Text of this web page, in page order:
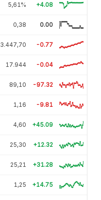
5,61% +4.08
0,38 0.00
3.447,70 -0.77
17.944 -0.04
89,10 -97.32
1,16 -9.81
4,60 +45.09
25,30 +12.32
25,21 +31.28
1,25 +14.75